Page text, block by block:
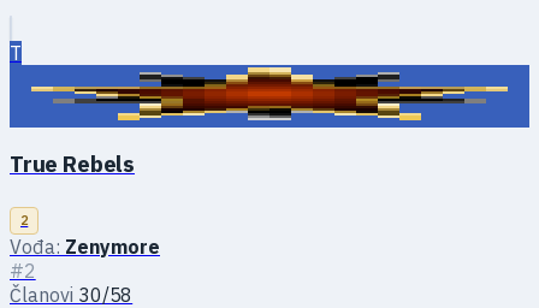
T
True Rebels
2
Vođa: Zenymоre
#2
Članovi 30/58